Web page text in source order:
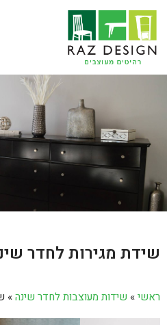
שידת מגירות לחדר
ראשי» שידות מעוצבות לחדר שינה»